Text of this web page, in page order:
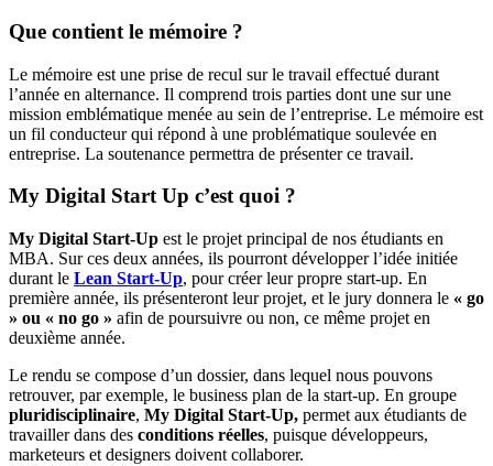
Que contient le mémoire ?
Le mémoire est une prise de recul sur le travail effectué durant
l’année en alternance. Il comprend trois parties dont une sur une
mission emblématique menée au sein de l’entreprise. Le mémoire est
un fil conducteur qui répond à une problématique soulevée en
entreprise. La soutenance permettra de présenter ce travail.
My Digital Start Up c’est quoi ?
My Digital Start-Up est le projet principal de nos étudiants en
MBA. Sur ces deux années, ils pourront développer l’idée initiée
durant le Lean Start-Up, pour créer leur propre start-up. En
première année, ils présenteront leur projet, et le jury donnera le « go
» ou « no go » afin de poursuivre ou non, ce même projet en
deuxième année.
Le rendu se compose d’un dossier, dans lequel nous pouvons
retrouver, par exemple, le business plan de la start-up. En groupe
pluridisciplinaire, My Digital Start-Up, permet aux étudiants de
travailler dans des conditions réelles, puisque développeurs,
marketeurs et designers doivent collaborer.